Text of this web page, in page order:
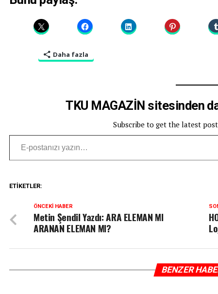
Daha fazla
TKU MAGAZİN sitesinden
Subscribe to get the latest
E-postanızı yazın…
ETIKETLER:
ÖNCEKI HABER
Metin Şendil Yazdı: ARA ELEMAN MI
ARANAN ELEMAN MI?
BENZER